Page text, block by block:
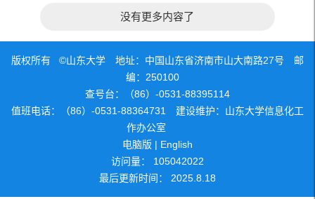
没有更多内容了
版权所有 ©山东大学 地址：中国山东省济南市山大南路27号 邮
编：250100
查号台：（86）-0531-88395114
值班电话：（86）-0531-88364731 建设维护：山东大学信息化工
作办公室
电脑版 | English
访问量： 105042022
最后更新时间： 2025 8 18